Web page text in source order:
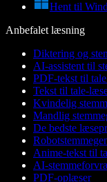
Hent til
Anbefalet læsning
Diktering og
AI-assistent til
PDF-tekst til
Tekst til tale-
Kvindelig
Mandlig
De bedste
Anime-tekst til
AI-
PDF-oplæser